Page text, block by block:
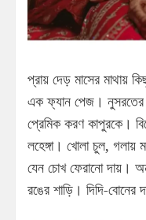
প্রায় দেড় মাসের মাথায়
এক ফ্যান পেজ। নুসরতের
প্রেমিক করণ কাপুরকে।
লহেঙ্গা। খোলা চুল, গলায়
যেন চোখ ফেরানো দায়।
রঙের শাড়ি। দিদি-বোনের